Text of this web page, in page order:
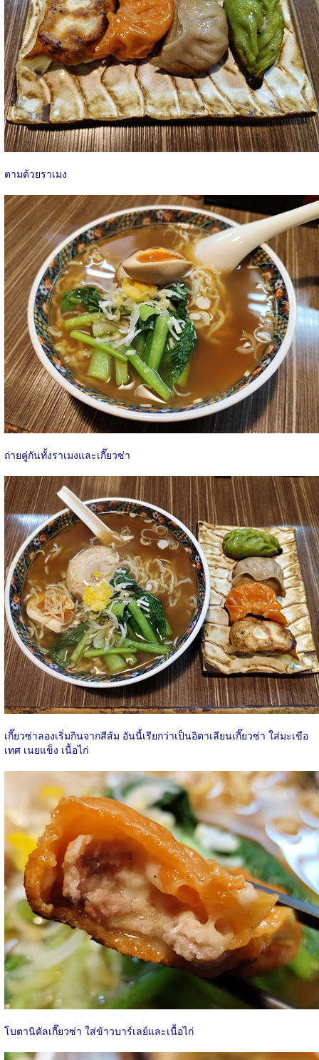
ตามด้วยราเมง
ถ่ายคู่กันทั้งราเมงและเกี๊ยวซ่า
เกี๊ยวซ่าลองเริ่มกินจากสีส้ม อันนี้เรียกว่าเป็นอิตาเลียนเกี๊ยวซ่า ใส่มะเขือ
เทศ เนยแข็ง เนื้อไก่
โบตานิคัลเกี๊ยวซ่า ใส่ข้าวบาร์เลย์และเนื้อไก่